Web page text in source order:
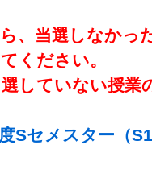
、当選しなかっ
ください。
していない授業
Sセメスター（